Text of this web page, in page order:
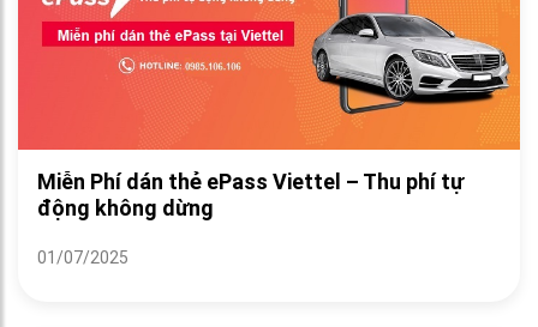
Miễn Phí dán thẻ ePass Viettel – Thu phí tự
động không dừng
01/07/2025